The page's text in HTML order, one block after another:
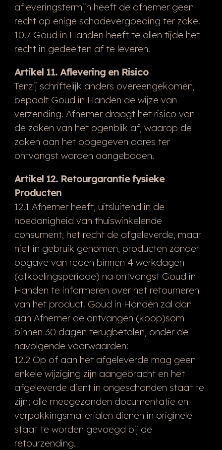
afleveringstermijn heeft de afnemer geen
recht op enige schadevergoeding ter zake.
10.7 Goud in Handen heeft te allen tijde het
recht in gedeelten af te leveren.
Artikel 11. Aflevering en Risico
Tenzij schriftelijk anders overeengekomen,
bepaalt Goud in Handen de wijze van
verzending. Afnemer draagt het risico van
de zaken van het ogenblik af, waarop de
zaken aan het opgegeven adres ter
ontvangst worden aangeboden.
Artikel 12. Retourgarantie fysieke
Producten
12.1 Afnemer heeft, uitsluitend in de
hoedanigheid van thuiswinkelende
consument, het recht de afgeleverde, maar
niet in gebruik genomen, producten zonder
opgave van reden binnen 4 werkdagen
(afkoelingsperiode) na ontvangst Goud in
Handen te informeren over het retourneren
van het product. Goud in Handen zal dan
aan Afnemer de ontvangen (koop)som
binnen 30 dagen terugbetalen, onder de
navolgende voorwaarden:
12.2 Op of aan het afgeleverde mag geen
enkele wijziging zijn aangebracht en het
afgeleverde dient in ongeschonden staat te
zijn; alle meegezonden documentatie en
verpakkingsmaterialen dienen in originele
staat te worden gevoegd bij de
retourzending.